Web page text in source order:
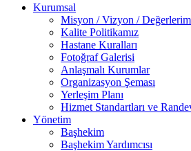
Kurumsal
Misyon / Vizyon /
Kalite Politikamız
Hastane Kuralları
Fotoğraf Galerisi
Anlaşmalı Kurumlar
Organizasyon Şeması
Yerleşim Planı
Hizmet Standartları ve
Yönetim
Başhekim
Başhekim Yardımcısı